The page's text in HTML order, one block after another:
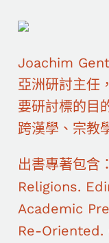
Joachim
亞洲研討主任
要研討標的目
跨漢學、宗教
出書專著包含
Religions.
Academic
Re-Oriented.